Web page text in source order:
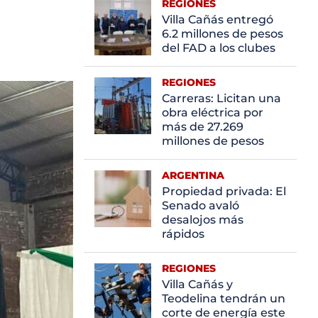
REGIONES
Villa Cañás entregó
6.2 millones de pesos
del FAD a los clubes
REGIONES
Carreras: Licitan una
obra eléctrica por
más de 27.269
millones de pesos
ARGENTINA
Propiedad privada: El
Senado avaló
desalojos más
rápidos
REGIONES
Villa Cañás y
Teodelina tendrán un
corte de energía este